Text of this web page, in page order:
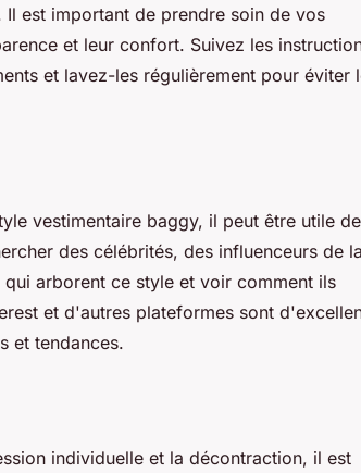
est important de prendre soin de vos
et leur confort. Suivez les
et lavez-les régulièrement pour éviter
vestimentaire baggy, il peut être utile de
des célébrités, des influenceurs de la
arborent ce style et voir comment ils
et d'autres plateformes sont
et tendances.
individuelle et la décontraction, il est